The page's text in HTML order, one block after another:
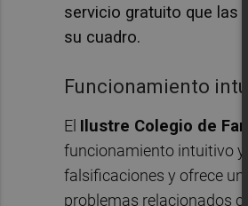
servicio gratuito que las
su cuadro.
Funcionamiento
El Ilustre Colegio de
funcionamiento intuitivo y
falsificaciones y ofrece
problemas relacionados